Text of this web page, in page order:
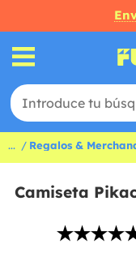
... Regalos &
Camiseta